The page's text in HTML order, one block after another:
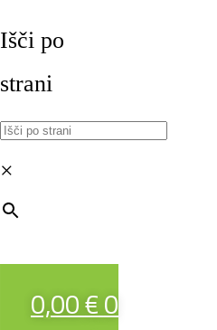
Išči po
strani
×
0,00€0